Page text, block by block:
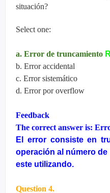
situación?
Select one:
a. Error de truncamiento
b. Error accidental
c. Error sistemático
d. Error por overflow
Feedback
The correct answer is:
El error consiste en
operación al número
este utilizando.
Question 4.